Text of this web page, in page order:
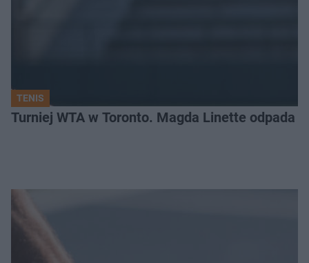
TENIS
Turniej WTA w Toronto. Magda Linette odpada